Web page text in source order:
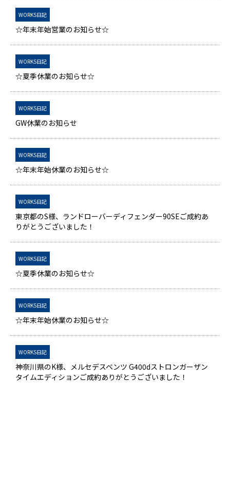
WORKS日記
☆年末年始営業のお知らせ☆
WORKS日記
☆夏季休業のお知らせ☆
WORKS日記
GW休業のお知らせ
WORKS日記
☆年末年始休業のお知らせ☆
WORKS日記
東京都のS様、ランドローバーディフェンダー90SEご成約あ
りがとうございました！
WORKS日記
☆夏季休業のお知らせ☆
WORKS日記
☆年末年始休業のお知らせ☆
WORKS日記
神奈川県のK様、メルセデスベンツ G400dストロンガーザン
タイムエディションご成約ありがとうございました！